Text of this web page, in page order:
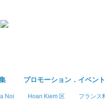
プロモーション．イベント
Noi Hoan Kiem 区 フランス